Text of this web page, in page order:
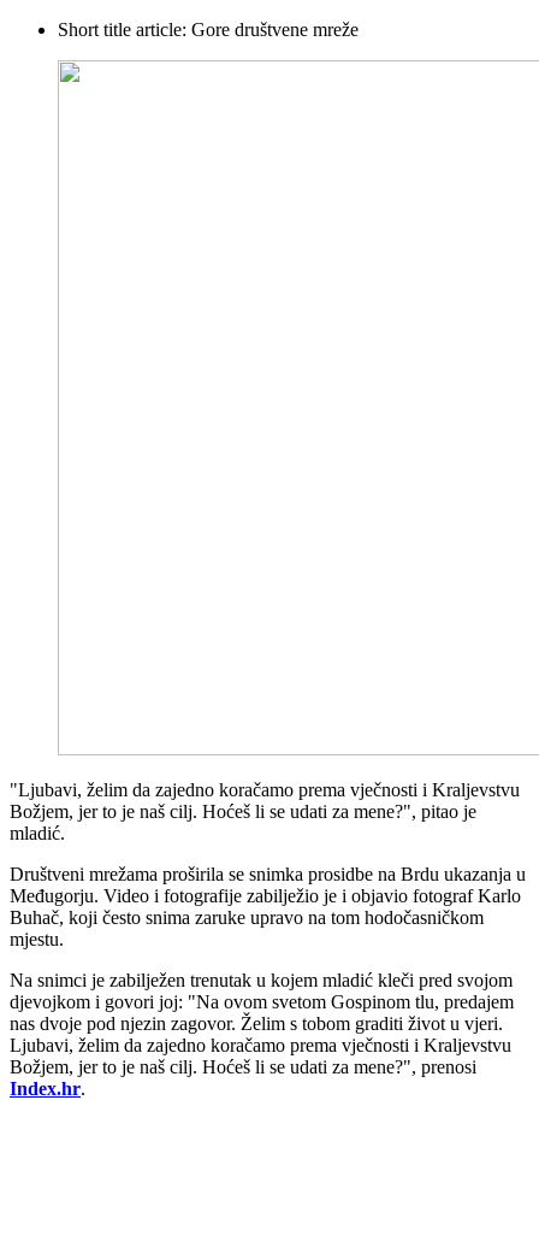
Short title article: Gore društvene mreže
"Ljubavi, želim da zajedno koračamo prema vječnosti i Kraljevstvu
Božjem, jer to je naš cilj. Hoćeš li se udati za mene?", pitao je
mladić.
Društveni mrežama proširila se snimka prosidbe na Brdu ukazanja u
Međugorju. Video i fotografije zabilježio je i objavio fotograf Karlo
Buhač, koji često snima zaruke upravo na tom hodočasničkom
mjestu.
Na snimci je zabilježen trenutak u kojem mladić kleči pred svojom
djevojkom i govori joj: "Na ovom svetom Gospinom tlu, predajem
nas dvoje pod njezin zagovor. Želim s tobom graditi život u vjeri.
Ljubavi, želim da zajedno koračamo prema vječnosti i Kraljevstvu
Božjem, jer to je naš cilj. Hoćeš li se udati za mene?", prenosi
Index.hr.